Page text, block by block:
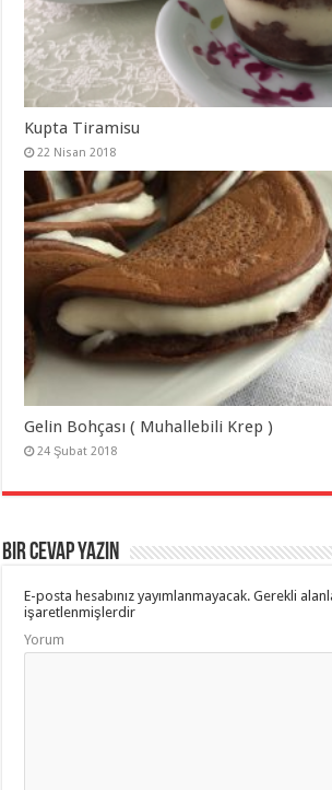
Kupta Tiramisu
22 Nisan 2018
Gelin Bohçası ( Muhallebili Krep )
24 Şubat 2018
Bir cevap yazın
E-posta hesabınız yayımlanmayacak. Gerekli
işaretlenmişlerdir
Yorum